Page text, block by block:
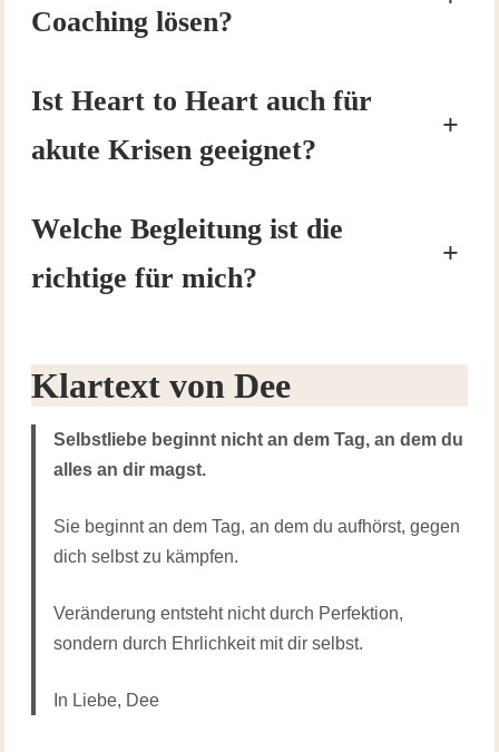
Coaching lösen?
Ist Heart to Heart auch für
akute Krisen geeignet?
+
Welche Begleitung ist die
richtige für mich?
+
Klartext von Dee
Selbstliebe beginnt nicht an dem Tag, an dem du
alles an dir magst.
Sie beginnt an dem Tag, an dem du aufhörst, gegen
dich selbst zu kämpfen.
Veränderung entsteht nicht durch Perfektion,
sondern durch Ehrlichkeit mit dir selbst.
In Liebe, Dee